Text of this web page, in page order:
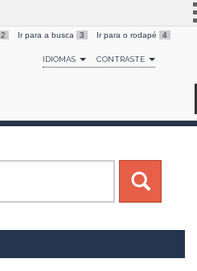
Simplifique!
Comunica BR
Canais
2 Ir para a busca 3 Ir para o rodapé 4
IDIOMAS CONTRASTE